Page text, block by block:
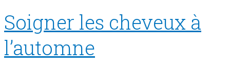
Soigner les cheveux à
l’automne